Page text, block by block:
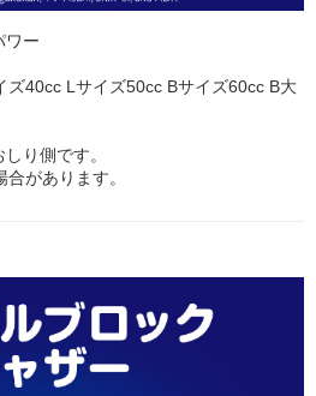
ワー
ズ40cc Lサイズ50cc Bサイズ60cc B大
り側です。
があります。